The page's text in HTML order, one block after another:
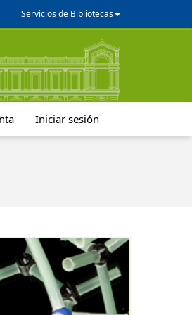
Servicios de Bibliotecas
Iniciar sesión